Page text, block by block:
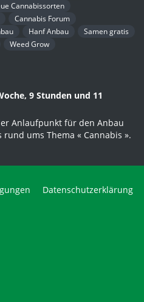
Cannabissorten
Cannabis Forum
Hanf Anbau
Samen gratis
Weed Grow
9 Stunden und 11
Anlaufpunkt für den Anbau
ums Thema « Cannabis ».
Datenschutzerklärung